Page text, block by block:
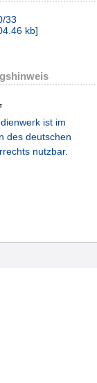
33
kb]
ist im
des deutschen
nutzbar.